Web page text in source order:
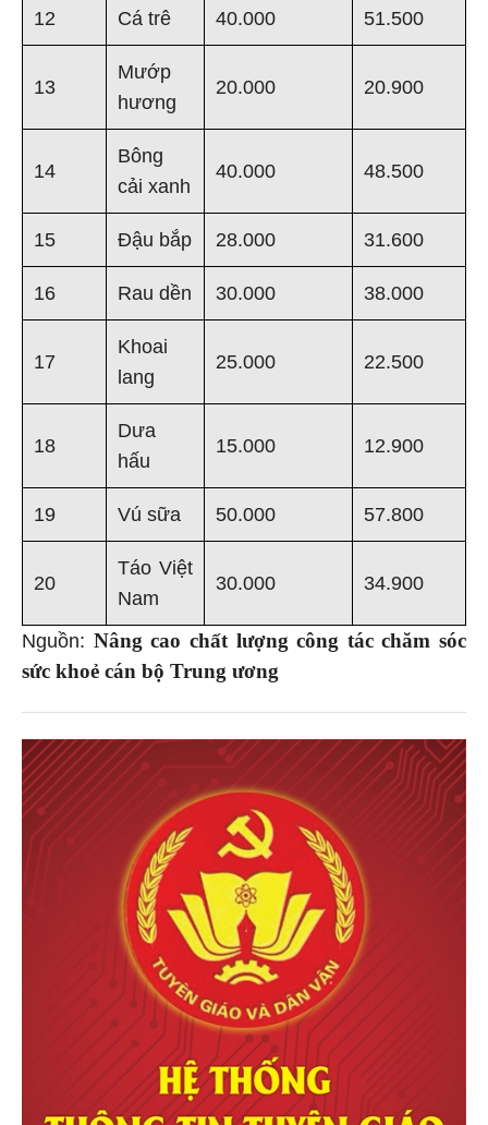
12 Cá trê 40.000 51.500
13
Mướp
hương
20.000 20.900
14
Bông
cải xanh
40.000 48.500
15 Đậu bắp 28.000 31.600
16 Rau dền 30.000 38.000
17
Khoai
lang
25.000 22.500
18
Dưa
hấu
15.000 12.900
19 Vú sữa 50.000 57.800
20
Táo Việt
Nam
30.000 34.900
Nguồn: Nâng cao chất lượng công tác chăm sóc
sức khoẻ cán bộ Trung ương